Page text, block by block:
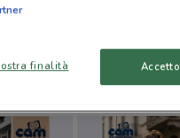
da provare
finalità Accetto